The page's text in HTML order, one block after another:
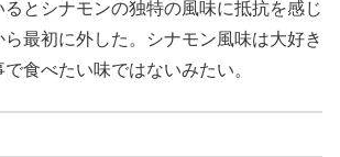
とシナモンの独特の風味に抵抗を感じ
最初に外した。シナモン風味は大好き
食べたい味ではないみたい。